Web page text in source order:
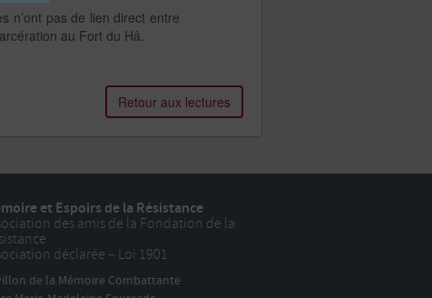
n’ont pas de lien direct entre
au Fort du Hâ.
Retour aux lectures
et Espoirs de la Résistance
des amis de la Fondation de la
déclarée – Loi 1901
de la Mémoire Combattante